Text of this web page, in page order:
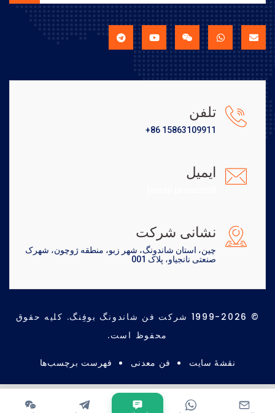
تلفن
+86 15863109911
ایمیل
نشانی شرکت
چین، استان شاندونگ، شهر زبو، منطقه ژوچون، شهرک
صنعتی نانجیاو، پلاک 001
© 1999-2026 شرکت فن شاندونگ بوفِنگ. کلیه حقوق
محفوظ است.
نقشهٔ سایت فن معدنی فهرست برچسب‌ها